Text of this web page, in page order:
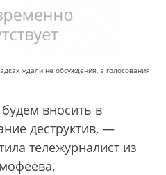
ждали не обсуждения, а голосования
вносить в
деструктив, —
тележурналист из